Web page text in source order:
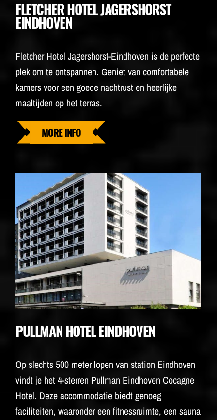
FLETCHER HOTEL JAGERSHORST
EINDHOVEN
Fletcher Hotel Jagershorst-Eindhoven is de perfecte
plek om te ontspannen. Geniet van comfortabele
kamers voor een goede nachtrust en heerlijke
maaltijden op het terras.
MORE INFO
PULLMAN HOTEL EINDHOVEN
Op slechts 500 meter lopen van station Eindhoven
vindt je het 4-sterren Pullman Eindhoven Cocagne
Hotel. Deze accommodatie biedt genoeg
faciliteiten, waaronder een fitnessruimte, een sauna